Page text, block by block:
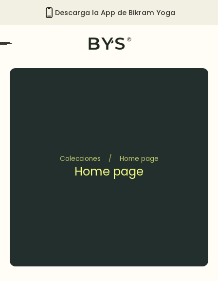
al contenidoDescarga la App de Bikram Yoga
Colecciones / Home page
Home page